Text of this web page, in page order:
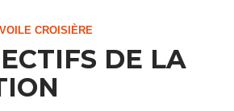
CROISIÈRE
DE LA